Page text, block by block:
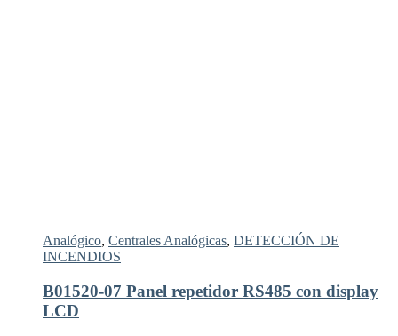
Analógico, Centrales Analógicas, DETECCIÓN DE
INCENDIOS
B01520-07 Panel repetidor RS485 con display
LCD